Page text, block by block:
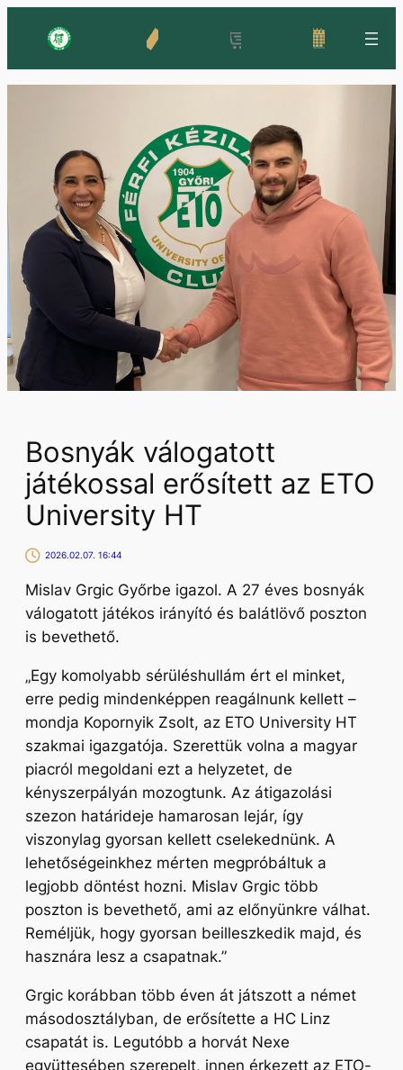
tartalomhoz
Bosnyák válogatott
játékossal erősített az ETO
University HT
2026.02.07. 16:44
Mislav Grgic Győrbe igazol. A 27 éves bosnyák
válogatott játékos irányító és balátlövő poszton
is bevethető.
„Egy komolyabb sérüléshullám ért el minket,
erre pedig mindenképpen reagálnunk kellett –
mondja Kopornyik Zsolt, az ETO University HT
szakmai igazgatója. Szerettük volna a magyar
piacról megoldani ezt a helyzetet, de
kényszerpályán mozogtunk. Az átigazolási
szezon határideje hamarosan lejár, így
viszonylag gyorsan kellett cselekednünk. A
lehetőségeinkhez mérten megpróbáltuk a
legjobb döntést hozni. Mislav Grgic több
poszton is bevethető, ami az előnyünkre válhat.
Reméljük, hogy gyorsan beilleszkedik majd, és
hasznára lesz a csapatnak.”
Grgic korábban több éven át játszott a német
másodosztályban, de erősítette a HC Linz
csapatát is. Legutóbb a horvát Nexe
együttesében szerepelt, innen érkezett az ETO-